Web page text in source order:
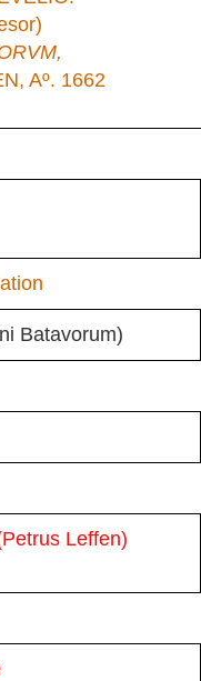
Aº. 1662
Batavorum)
Leffen)